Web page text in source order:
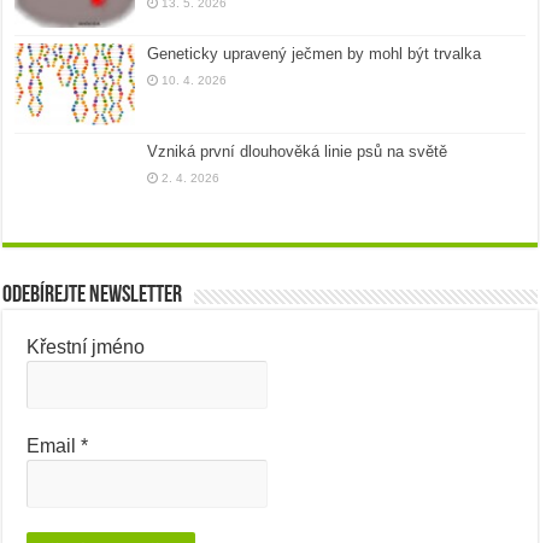
13. 5. 2026
Geneticky upravený ječmen by mohl být trvalka
10. 4. 2026
Vzniká první dlouhověká linie psů na světě
2. 4. 2026
Odebírejte newsletter
Křestní jméno
Email*